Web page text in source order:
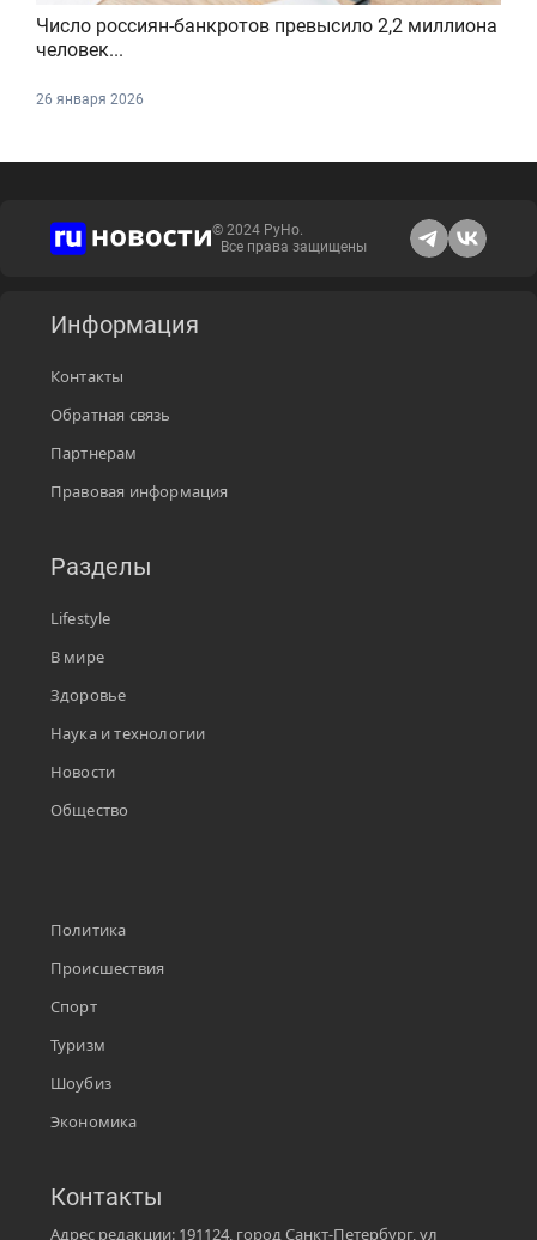
Число россиян-банкротов превысило 2,2 миллиона
человек...
26 января 2026
© 2024 РуНо.
Все права защищены
Информация
Контакты
Обратная связь
Партнерам
Правовая информация
Разделы
Lifestyle
В мире
Здоровье
Наука и технологии
Новости
Общество
Политика
Происшествия
Спорт
Туризм
Шоубиз
Экономика
Контакты
Адрес редакции: 191124, город Санкт-Петербург, ул